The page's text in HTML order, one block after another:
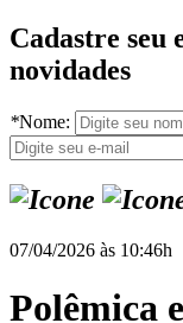
Cadastre seu
novidades
*Nome:
07/04/2026 às 10:46h
Polêmica